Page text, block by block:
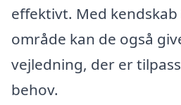
effektivt. Med
område kan de også
vejledning, der er
behov.